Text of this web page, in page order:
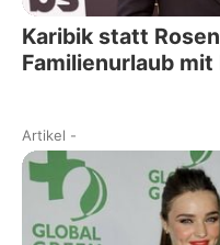
Karibik statt
Familienurlaub mit
Artikel -